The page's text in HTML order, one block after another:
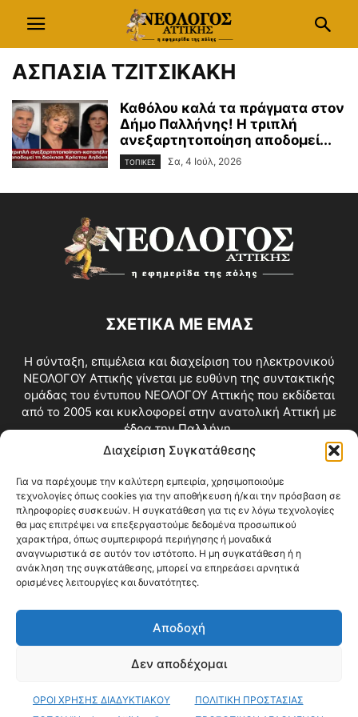
Διαχείριση Συγκατάθεσης
Για να παρέχουμε την καλύτερη εμπειρία, χρησιμοποιούμε
τεχνολογίες όπως cookies για την αποθήκευση ή/και την πρόσβαση σε
πληροφορίες συσκευών. Η συγκατάθεση για τις εν λόγω τεχνολογίες
θα μας επιτρέψει να επεξεργαστούμε δεδομένα προσωπικού
χαρακτήρα, όπως συμπεριφορά περιήγησης ή μοναδικά
αναγνωριστικά σε αυτόν τον ιστότοπο. Η μη συγκατάθεση ή η
ανάκληση της συγκατάθεσης, μπορεί να επηρεάσει αρνητικά
ορισμένες λειτουργίες και δυνατότητες.
Αποδοχή
Δεν αποδέχομαι
ΟΡΟΙ ΧΡΗΣΗΣ ΔΙΑΔΥΚΤΙΑΚΟΥ
ΠΟΛΙΤΙΚΗ ΠΡΟΣΤΑΣΙΑΣ
ΑΣΠΑΣΙΑ ΤΖΙΤΣΙΚΑΚΗ
Καθόλου καλά τα πράγματα στον
Δήμο Παλλήνης! Η τριπλή
ανεξαρτητοποίηση αποδομεί...
ΤΟΠΙΚΕΣ Σα, 4 Ιούλ, 2026
ΣΧΕΤΙΚΑ ΜΕ ΕΜΑΣ
Η σύνταξη, επιμέλεια και διαχείριση του ηλεκτρονικού
ΝΕΟΛΟΓΟΥ Αττικής γίνεται με ευθύνη της συντακτικής
ομάδας του έντυπου ΝΕΟΛΟΓΟΥ Αττικής που εκδίδεται
από το 2005 και κυκλοφορεί στην ανατολική Αττική με
έδρα την Παλλήνη.
Επικοινωνία:info@neologosattikis.gr
ΑΚΟΛΟΥΘΗΣΕ ΜΑΣ
Videos Όροι Χρήσης
© Copyright 2026 ΝΕΟΛΟΓΟΣ ΑΤΤΙΚΗΣ • All Rights Reserved •